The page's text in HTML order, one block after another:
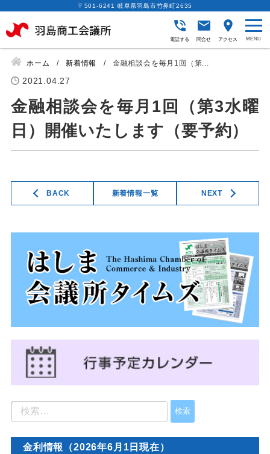
〒501-6241 岐阜県羽島市竹鼻町2635
電話する 問合せ アクセス
ホーム 新着情報 金融相談会を毎月1回（第...
2021.04.27
金融相談会を毎月1回（第3水曜
日）開催いたします（要予約）
BACK NEXT
新着情報一覧
金利情報（2026年6月1日現在）